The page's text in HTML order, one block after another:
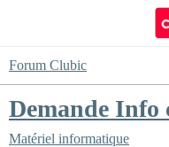
Forum Clubic
Demande
Matériel informatique